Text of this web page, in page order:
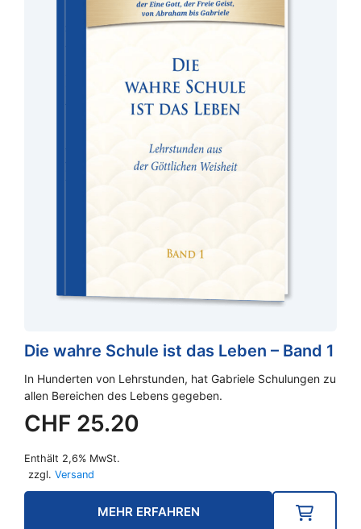
Die wahre Schule ist das Leben – Band 1
In Hunderten von Lehrstunden, hat Gabriele Schulungen zu
allen Bereichen des Lebens gegeben.
CHF 25.20
Enthält 2,6% MwSt.
zzgl. Versand
MEHR ERFAHREN